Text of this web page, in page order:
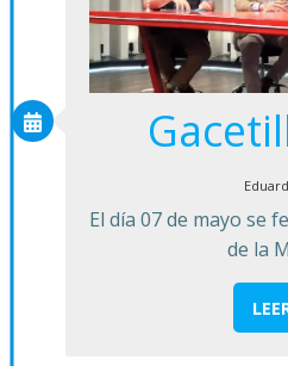
El día 07 de mayo se
de la